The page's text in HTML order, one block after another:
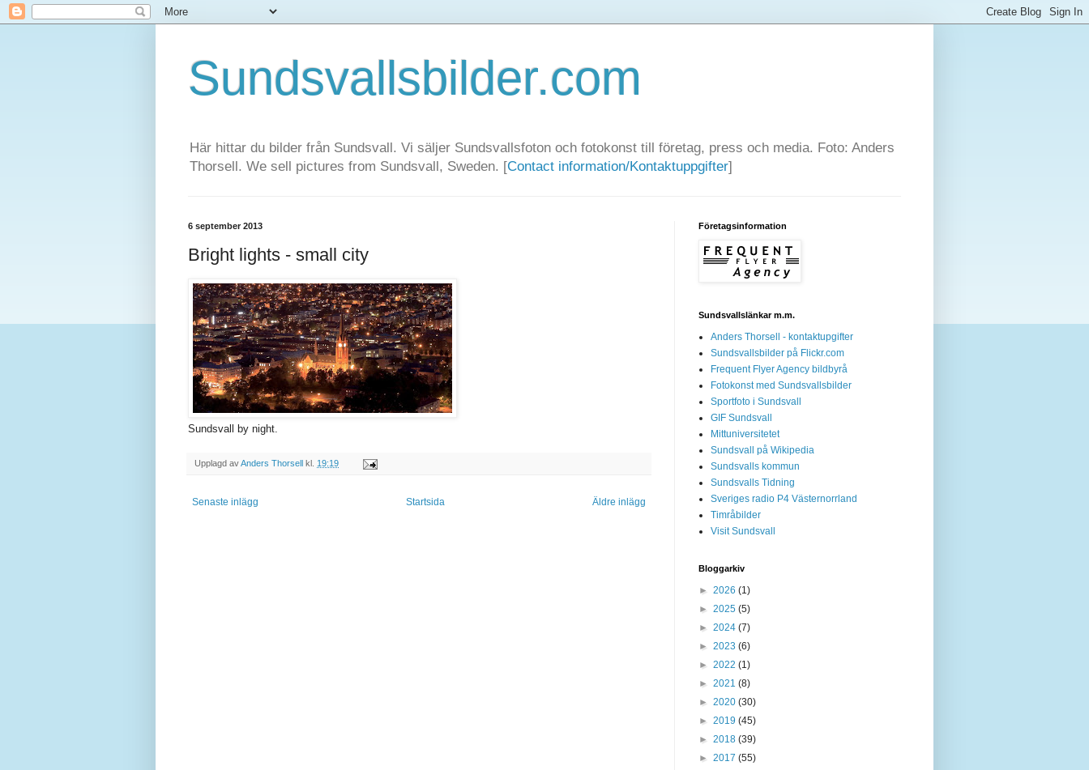
Sundsvallsbilder.com
Här hittar du bilder från Sundsvall. Vi säljer Sundsvallsfoton och fotokonst till företag, press och media. Foto: Anders
Thorsell. We sell pictures from Sundsvall, Sweden. [Contact information/Kontaktuppgifter]
6 september 2013
Bright lights - small city
Sundsvall by night.
Upplagd avAnders Thorsell kl. 19:19
Senaste inlägg Äldre inlägg
Startsida
Företagsinformation
Sundsvallslänkar m.m.
Anders Thorsell - kontaktupgifter
Sundsvallsbilder på Flickr.com
Frequent Flyer Agency bildbyrå
Fotokonst med Sundsvallsbilder
Sportfoto i Sundsvall
GIF Sundsvall
Mittuniversitetet
Sundsvall på Wikipedia
Sundsvalls kommun
Sundsvalls Tidning
Sveriges radio P4 Västernorrland
Timråbilder
Visit Sundsvall
Bloggarkiv
► 2026 (1)
► 2025 (5)
► 2024 (7)
► 2023 (6)
► 2022 (1)
► 2021 (8)
► 2020 (30)
► 2019 (45)
► 2018 (39)
► 2017 (55)